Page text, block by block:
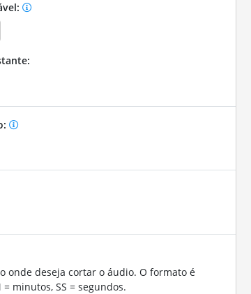
onde deseja cortar o áudio. O formato é
= minutos, SS = segundos.